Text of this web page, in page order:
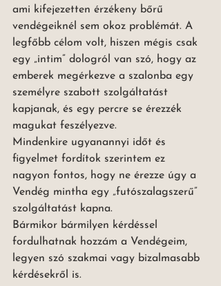
ami kifejezetten érzékeny bőrű
vendégeiknél sem okoz problémát. A
legfőbb célom volt, hiszen mégis csak
egy „intim” dologról van szó, hogy az
emberek megérkezve a szalonba egy
személyre szabott szolgáltatást
kapjanak, és egy percre se érezzék
magukat feszélyezve.
Mindenkire ugyanannyi időt és
figyelmet fordítok szerintem ez
nagyon fontos, hogy ne érezze úgy a
Vendég mintha egy „futószalagszerű”
szolgáltatást kapna.
Bármikor bármilyen kérdéssel
fordulhatnak hozzám a Vendégeim,
legyen szó szakmai vagy bizalmasabb
kérdésekről is.